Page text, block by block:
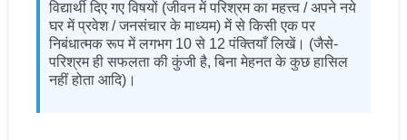
विद्यार्थी दिए गए विषयों (जीवन में परिश्रम का महत्त्व / अपने नये
घर में प्रवेश / जनसंचार के माध्यम) में से किसी एक पर
निबंधात्मक रूप में लगभग 10 से 12 पंक्तियाँ लिखें। (जैसे-
परिश्रम ही सफलता की कुंजी है, बिना मेहनत के कुछ हासिल
नहीं होता आदि)।